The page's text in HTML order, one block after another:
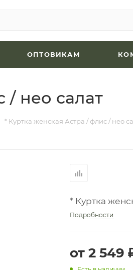
ОПТОВИКАМ
/ нео салат
* Куртка женская Астра / флис / нео
* Куртка
Подробности
от 2 549